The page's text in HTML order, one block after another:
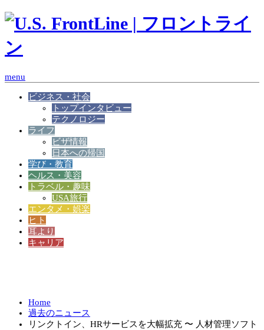
menu
ビジネス・社会
トップインタビュー
テクノロジー
ライフ
ビザ情報
日本への帰国
学び・教育
ヘルス・美容
トラベル・趣味
USA旅行
エンタメ・娯楽
ヒト
耳より
キャリア
Home
過去のニュース
リンクトイン、HRサービスを大幅拡充 〜 人材管理ソフト